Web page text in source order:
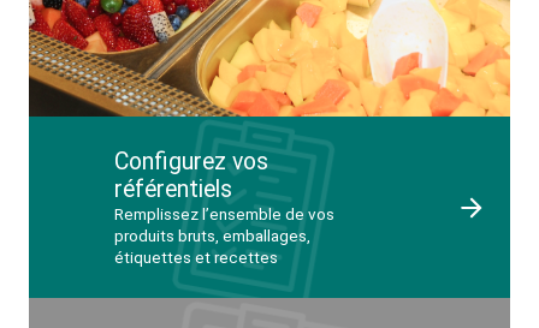
Configurez vos
référentiels
Remplissez l’ensemble de vos
produits bruts, emballages,
étiquettes et recettes